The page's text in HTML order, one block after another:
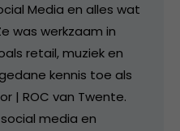
Media en alles wat
was werkzaam in
retail, muziek en
kennis toe als
| ROC van Twente.
media en